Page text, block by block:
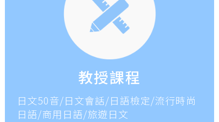
教授課程
日文50音/日文會話/日語檢定/流行時尚
日語/商用日語/旅遊日文